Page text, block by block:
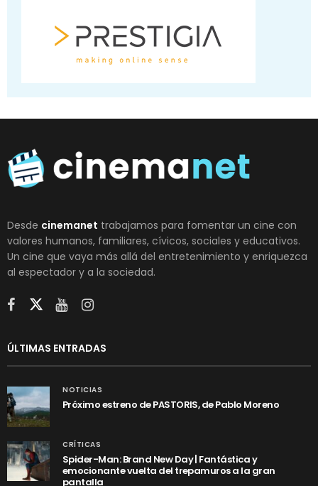
Desde cinemanet trabajamos para fomentar un cine con
valores humanos, familiares, cívicos, sociales y educativos.
Un cine que vaya más allá del entretenimiento y enriquezca
al espectador y a la sociedad.
ÚLTIMAS ENTRADAS
NOTICIAS
Próximo estreno de PASTORIS, de Pablo Moreno
CRÍTICAS
Spider-Man: Brand New Day | Fantástica y
emocionante vuelta del trepamuros a la gran
pantalla